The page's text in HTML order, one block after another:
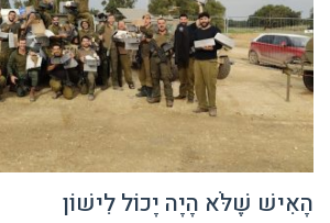
הָאִישׁ שֶׁלֹּא הָיָה יָכוֹל לִישׁוֹן